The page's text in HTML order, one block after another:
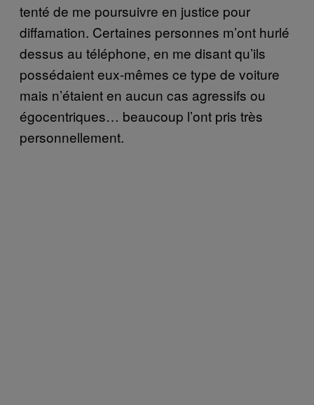
tenté de me poursuivre en justice pour
diffamation. Certaines personnes m’ont hurlé
dessus au téléphone, en me disant qu’ils
possédaient eux-mêmes ce type de voiture
mais n’étaient en aucun cas agressifs ou
égocentriques… beaucoup l’ont pris très
personnellement.